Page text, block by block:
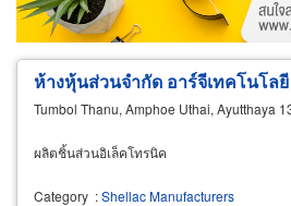
Exporter/Importer
Service
ห้างหุ้นส่วนจำกัด อาร์จีเทคโนโลยี
Tumbol Thanu, Amphoe Uthai, Ayutthaya
ผลิตชิ้นส่วนอิเล็คโทรนิค
Category :Shellac Manufacturers